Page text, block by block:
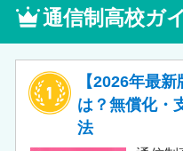
通信制高校ガ
【2026年最
は？無償化・
法